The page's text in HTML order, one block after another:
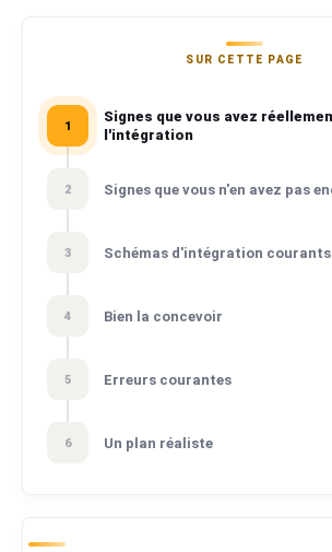
SUR CETTE PAGE
1
Signes que vous avez
l'intégration
2 Signes que vous n'en avez pas
3 Schémas d'intégration courants
4 Bien la concevoir
5 Erreurs courantes
6 Un plan réaliste